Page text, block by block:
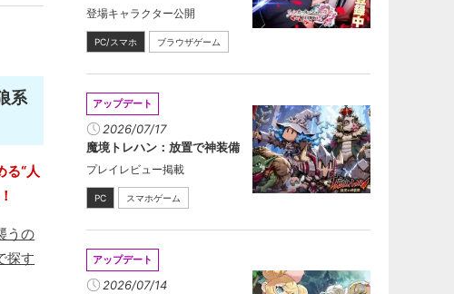
系
る“人
うの
探す
登場キャラクター公開
PC/スマホ ブラウザゲーム
アップデート
2026/07/17
魔境トレハン：放置で神装備
プレイレビュー掲載
PC スマホゲーム
アップデート
2026/07/14